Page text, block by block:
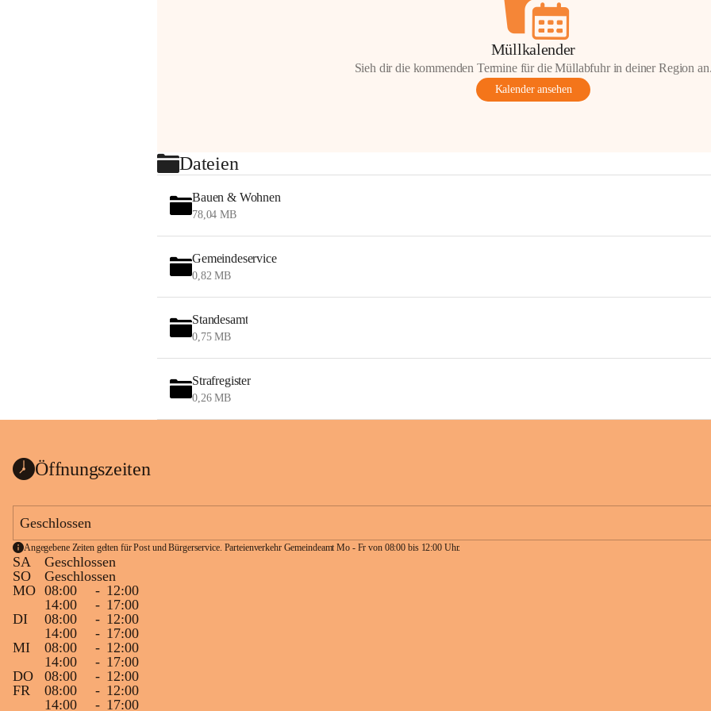
Müllkalender
Sieh dir die kommenden Termine für die Müllabfuhr in deiner Region
Kalender ansehen
Dateien
Bauen & Wohnen
78,04 MB
Gemeindeservice
0,82 MB
Standesamt
0,75 MB
Strafregister
0,26 MB
Öffnungszeiten
Geschlossen
Angegebene Zeiten gelten für Post und Bürgerservice. Parteienverkehr Gemeindeamt Mo - Fr von 08:00 bis 12:00 Uhr.
SA
Geschlossen
SO
Geschlossen
MO 08:00 - 12:00
14:00
- 17:00
DI
08:00 - 12:00
14:00
- 17:00
MI
08:00 - 12:00
14:00
- 17:00
DO
08:00 - 12:00
FR
08:00 - 12:00
14:00
- 17:00